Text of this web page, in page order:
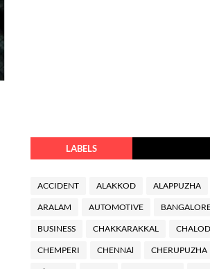
LABELS
ACCIDENT ALAKKOD ALAPPUZHA
ARALAM AUTOMOTIVE
BUSINESS CHAKKARAKKAL CHALOD
CHEMPERI CHENNAl CHERUPUZHA